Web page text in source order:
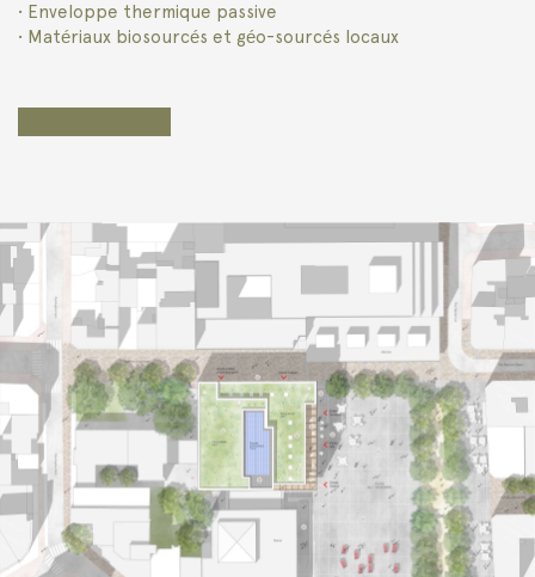
• Enveloppe thermique passive
• Matériaux biosourcés et géo-sourcés locaux